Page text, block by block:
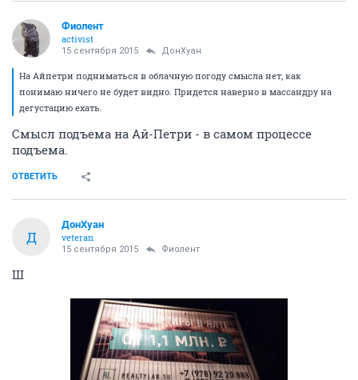
Фиолент
activist
15 сентября 2015 ДонХуан
На Айпетри подниматься в облачную погоду смысла нет, как
понимаю ничего не будет видно. Придется наверно в массандру на
дегустацию ехать.
Смысл подъема на Ай-Петри - в самом процессе
подъема.
ОТВЕТИТЬ
Д
ДонХуан
veteran
15 сентября 2015 Фиолент
Ш